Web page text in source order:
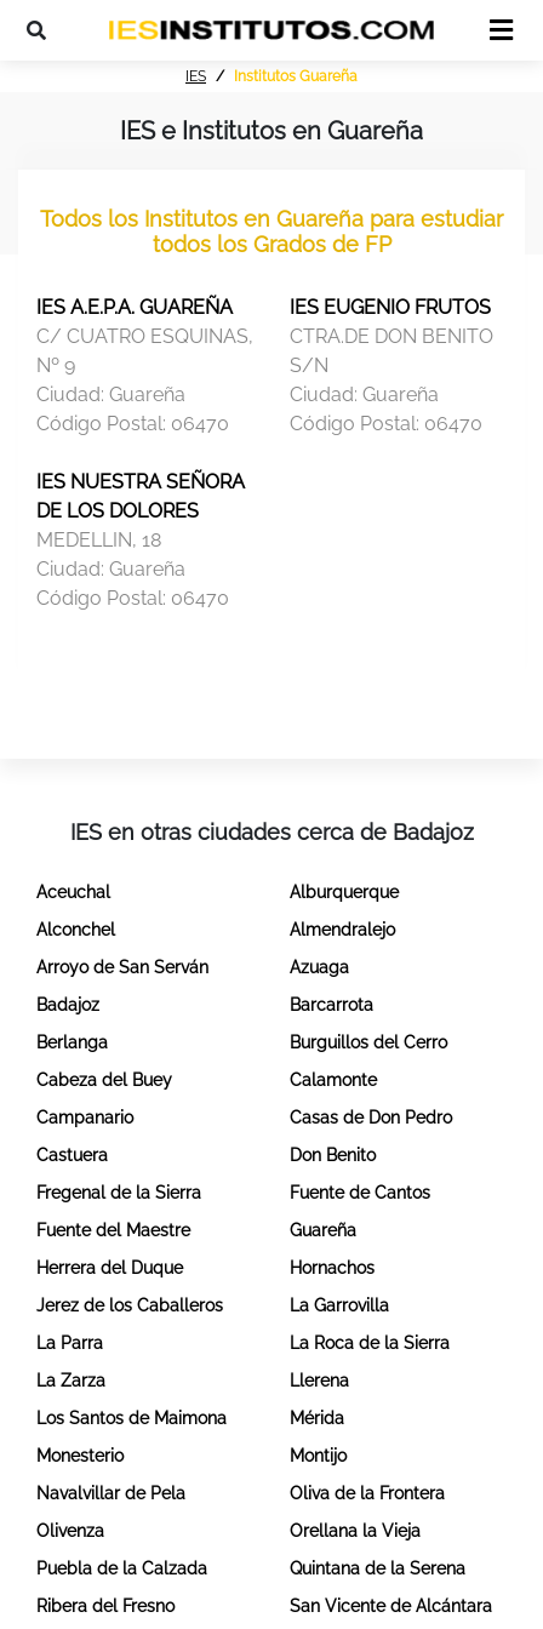
IES Institutos Guareña
IES e Institutos en Guareña
Todos los Institutos en Guareña para estudiar
todos los Grados de FP
IES A.E.P.A. GUAREÑA
C/ CUATRO ESQUINAS,
Nº 9
Ciudad: Guareña
Código Postal: 06470
IES EUGENIO FRUTOS
CTRA.DE DON BENITO
S/N
Ciudad: Guareña
Código Postal: 06470
IES NUESTRA SEÑORA
DE LOS DOLORES
MEDELLIN, 18
Ciudad: Guareña
Código Postal: 06470
IES en otras ciudades cerca de Badajoz
Aceuchal
Alburquerque
Alconchel
Almendralejo
Arroyo de San Serván
Azuaga
Badajoz
Barcarrota
Berlanga
Burguillos del Cerro
Cabeza del Buey
Calamonte
Campanario
Casas de Don Pedro
Castuera
Don Benito
Fregenal de la Sierra
Fuente de Cantos
Fuente del Maestre
Guareña
Herrera del Duque
Hornachos
Jerez de los Caballeros
La Garrovilla
La Parra
La Roca de la Sierra
La Zarza
Llerena
Los Santos de Maimona
Mérida
Monesterio
Montijo
Navalvillar de Pela
Oliva de la Frontera
Olivenza
Orellana la Vieja
Puebla de la Calzada
Quintana de la Serena
Ribera del Fresno
San Vicente de Alcántara